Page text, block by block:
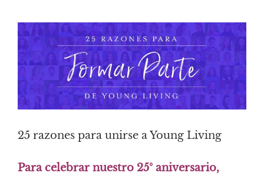
View
Larger
Image
25 razones para unirse a Young Living
Para celebrar nuestro 25° aniversario,